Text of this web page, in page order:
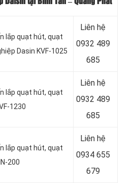
lắp quạt hút, quạt
Dasin KVF-1025
Liên hệ
0932 489
685
lắp quạt hút, quạt
1230
Liên hệ
0932 489
685
lắp quạt hút, quạt
200
Liên hệ
0934 655
679